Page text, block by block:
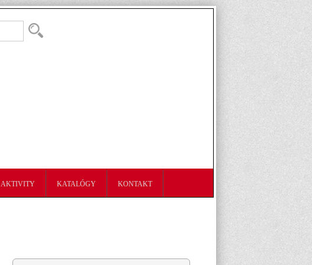
AKTIVITY KATALÓGY KONTAKT